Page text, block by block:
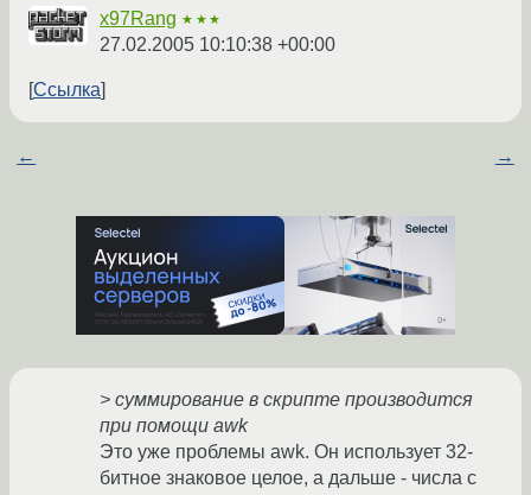
x97Rang ★★★
27.02.2005 10:10:38 +00:00
Ссылка
← →
> суммирование в скрипте производится
при помощи awk
Это уже проблемы awk. Он использует 32-
битное знаковое целое, а дальше - числа с